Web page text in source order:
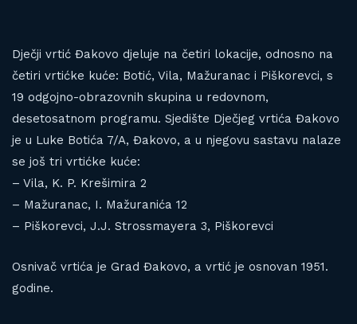
Dječji vrtić Đakovo djeluje na četiri lokacije, odnosno na
četiri vrtićke kuće: Botić, Vila, Mažuranac i Piškorevci, s
19 odgojno-obrazovnih skupina u redovnom,
desetosatnom programu. Sjedište Dječjeg vrtića Đakovo
je u Luke Botića 7/A, Đakovo, a u njegovu sastavu nalaze
se još tri vrtićke kuće:
– Vila, K. P. Krešimira 2
– Mažuranac, I. Mažuranića 12
– Piškorevci, J.J. Strossmayera 3, Piškorevci
Osnivač vrtića je Grad Đakovo, a vrtić je osnovan 1951.
godine.